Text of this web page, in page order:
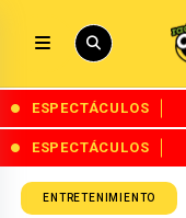
ESPECTÁCULOS
ESPECTÁCULOS
ENTRETENIMIENTO